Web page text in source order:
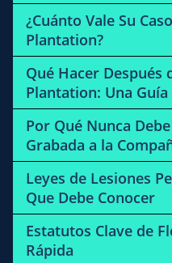
¿Cuánto Vale Su
Plantation?
Qué Hacer Después
Plantation: Una Guía
Por Qué Nunca
Grabada a la
Leyes de Lesiones
Que Debe Conocer
Estatutos Clave de
Rápida